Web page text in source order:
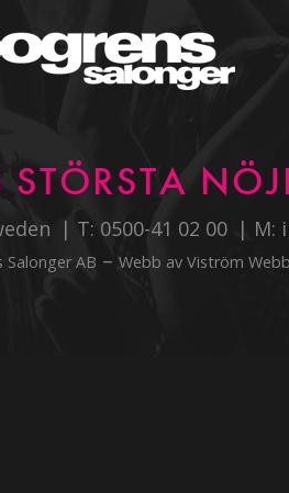
T: 0500-41 02 00 M:
AB – Webb av Viström